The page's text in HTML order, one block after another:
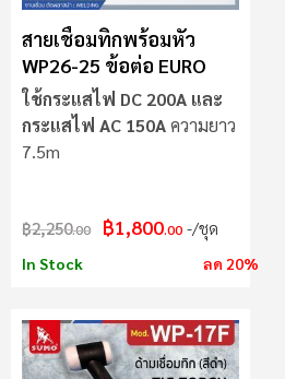
สายเชื่อมทิกพร้อมหัว
WP26-25 ข้อต่อ EURO
ใช้กระแสไฟ DC 200A และ
กระแสไฟ AC 150Aความยาว
7.5m
฿2,250.00 ฿1,800.00 /ชุด
In Stock ลด 20%